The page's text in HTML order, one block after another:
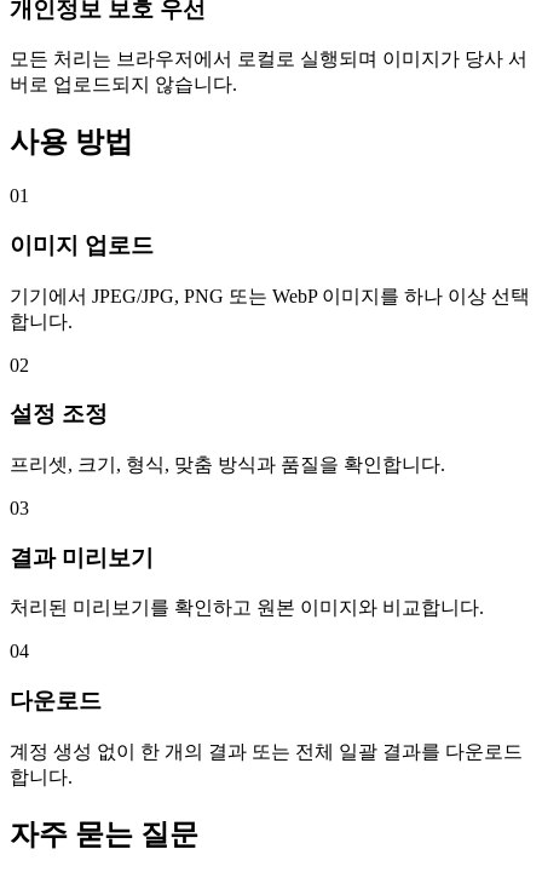
개인정보 보호 우선
모든 처리는 브라우저에서 로컬로 실행되며 이미지가 당사 서
버로 업로드되지 않습니다.
사용 방법
01
이미지 업로드
기기에서 JPEG/JPG, PNG 또는 WebP 이미지를 하나 이상 선택
합니다.
02
설정 조정
프리셋, 크기, 형식, 맞춤 방식과 품질을 확인합니다.
03
결과 미리보기
처리된 미리보기를 확인하고 원본 이미지와 비교합니다.
04
다운로드
계정 생성 없이 한 개의 결과 또는 전체 일괄 결과를 다운로드
합니다.
자주 묻는 질문